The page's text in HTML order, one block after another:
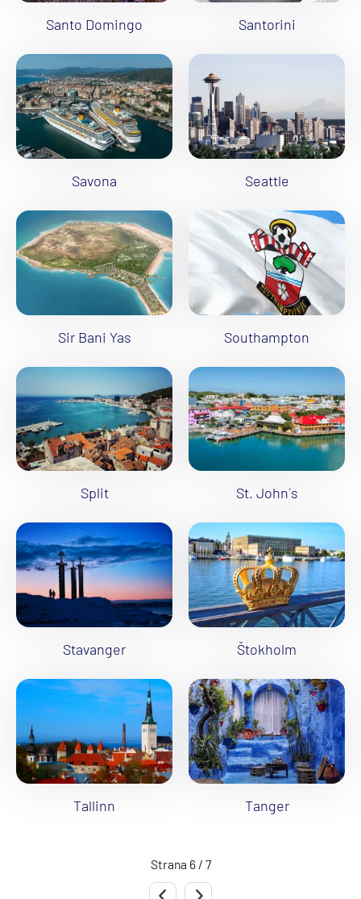
Santo Domingo Santorini
Savona Seattle
Sir Bani Yas Southampton
Split St. John´s
Stavanger Štokholm
Tallinn Tanger
Strana 6 / 7